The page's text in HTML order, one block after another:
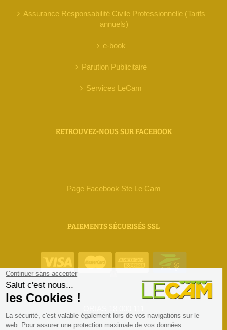
Assurance Responsabilité Civile Professionnelle (Tarifs
annuels)
e-book
Parution Publicitaire
Services LeCam
RETROUVEZ-NOUS SUR FACEBOOK
Page Facebook Ste Le Cam
PAIEMENTS SÉCURISÉS SSL